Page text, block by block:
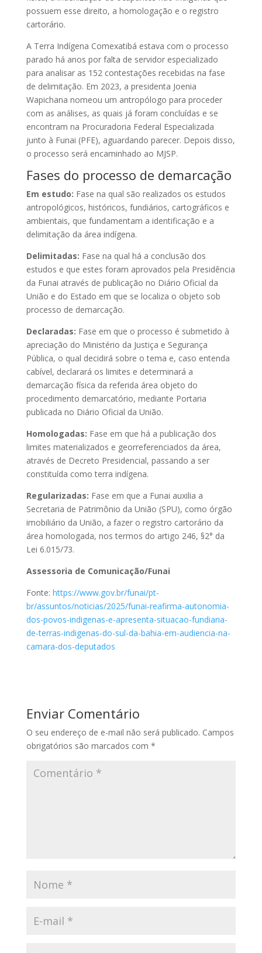
possuem esse direito, a homologação e o registro
cartorário.
A Terra Indígena Comexatibá estava com o processo
parado há anos por falta de servidor especializado
para analisar as 152 contestações recebidas na fase
de delimitação. Em 2023, a presidenta Joenia
Wapichana nomeou um antropólogo para proceder
com as análises, as quais já foram concluídas e se
encontram na Procuradoria Federal Especializada
junto à Funai (PFE), aguardando parecer. Depois disso,
o processo será encaminhado ao MJSP.
Fases do processo de demarcação
Em estudo: Fase na qual são realizados os estudos
antropológicos, históricos, fundiários, cartográficos e
ambientais, que fundamentam a identificação e a
delimitação da área indígena.
Delimitadas: Fase na qual há a conclusão dos
estudos e que estes foram aprovados pela Presidência
da Funai através de publicação no Diário Oficial da
União e do Estado em que se localiza o objeto sob
processo de demarcação.
Declaradas: Fase em que o processo é submetido à
apreciação do Ministério da Justiça e Segurança
Pública, o qual decidirá sobre o tema e, caso entenda
cabível, declarará os limites e determinará a
demarcação física da referida área objeto do
procedimento demarcatório, mediante Portaria
publicada no Diário Oficial da União.
Homologadas: Fase em que há a publicação dos
limites materializados e georreferenciados da área,
através de Decreto Presidencial, passando a ser
constituída como terra indígena.
Regularizadas: Fase em que a Funai auxilia a
Secretaria de Patrimônio da União (SPU), como órgão
imobiliário da União, a fazer o registro cartorário da
área homologada, nos termos do artigo 246, §2° da
Lei 6.015/73.
Assessoria de Comunicação/Funai
Fonte: https://www.gov.br/funai/pt-
br/assuntos/noticias/2025/funai-reafirma-autonomia-
dos-povos-indigenas-e-apresenta-situacao-fundiaria-
de-terras-indigenas-do-sul-da-bahia-em-audiencia-na-
camara-dos-deputados
Enviar Comentário
O seu endereço de e-mail não será publicado. Campos
obrigatórios são marcados com *